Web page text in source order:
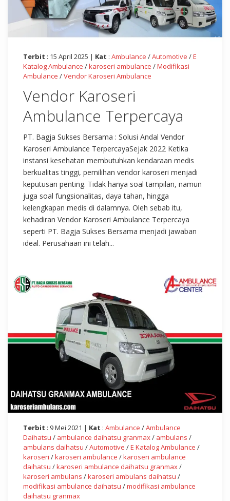
Terbit : 15 April 2025 | Kat : Ambulance /Automotive /E
Katalog Ambulance /karoseri ambulance /Modifikasi
Ambulance /Vendor Karoseri Ambulance
Vendor Karoseri
Ambulance Terpercaya
PT. Bagja Sukses Bersama : Solusi Andal Vendor
Karoseri Ambulance TerpercayaSejak 2022 Ketika
instansi kesehatan membutuhkan kendaraan medis
berkualitas tinggi, pemilihan vendor karoseri menjadi
keputusan penting. Tidak hanya soal tampilan, namun
juga soal fungsionalitas, daya tahan, hingga
kelengkapan medis di dalamnya. Oleh sebab itu,
kehadiran Vendor Karoseri Ambulance Terpercaya
seperti PT. Bagja Sukses Bersama menjadi jawaban
ideal. Perusahaan ini telah...
Terbit : 9 Mei 2021 | Kat : Ambulance /Ambulance
Daihatsu / ambulance daihatsu granmax/ ambulans /
ambulans daihatsu /Automotive /E Katalog Ambulance /
karoseri /karoseri ambulance /karoseri ambulance
daihatsu /karoseri ambulance daihatsu granmax/
karoseri ambulans /karoseri ambulans daihatsu /
modifikasi ambulance daihatsu /modifikasi ambulance
daihatsu granmax